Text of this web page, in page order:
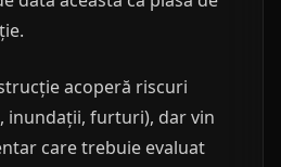
acoperă riscuri
inundații, furturi), dar vin
care trebuie evaluat